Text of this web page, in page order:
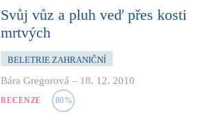
Svůj vůz a pluh veď přes kosti
mrtvých
BELETRIE ZAHRANIČNÍ
Bára Gregorová – 18. 12. 2010
RECENZE 80%